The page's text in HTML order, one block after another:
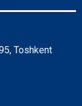
Toshkent